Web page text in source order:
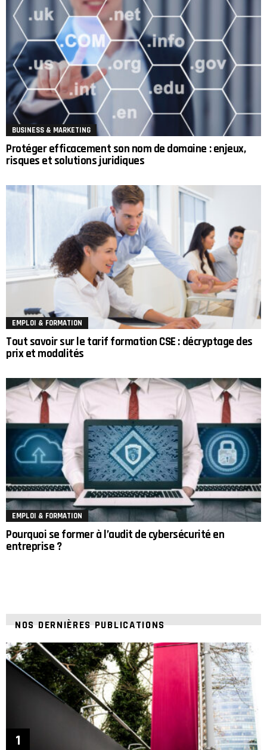
BUSINESS & MARKETING
Protéger efficacement son nom de domaine : enjeux,
risques et solutions juridiques
EMPLOI & FORMATION
Tout savoir sur le tarif formation CSE : décryptage des
prix et modalités
EMPLOI & FORMATION
Pourquoi se former à l’audit de cybersécurité en
entreprise ?
NOS DERNIÈRES PUBLICATIONS